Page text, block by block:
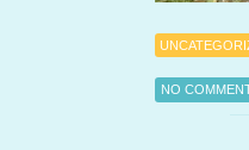
NO